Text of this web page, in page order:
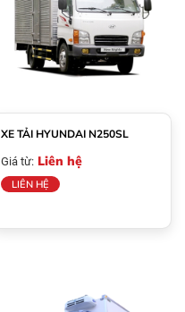
XE TẢI HYUNDAI N250SL
Giá từ: Liên hệ
LIÊN HỆ